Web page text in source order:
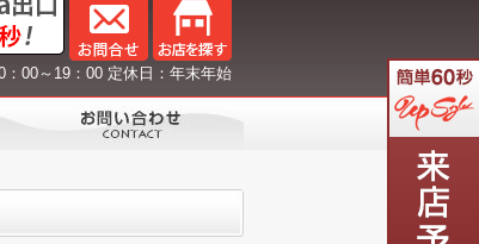
：00～19：00 定休日：年末年始